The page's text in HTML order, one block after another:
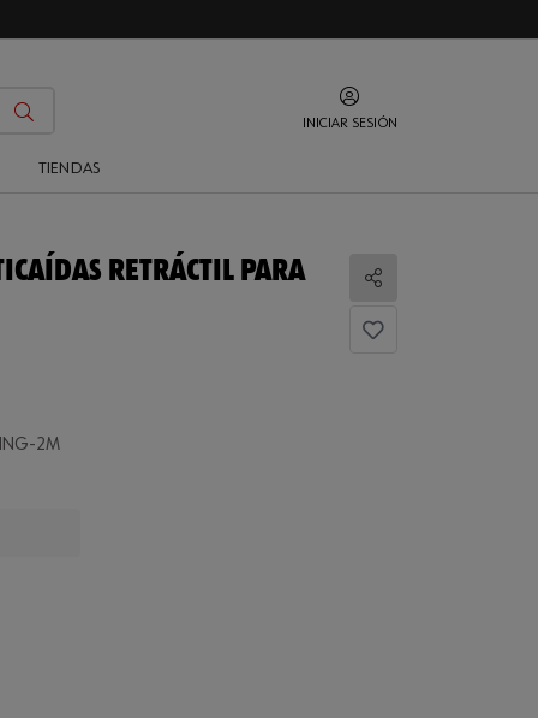
INICIAR SESIÓN
TIENDAS
RETRÁCTIL PARA
Compartir
2M